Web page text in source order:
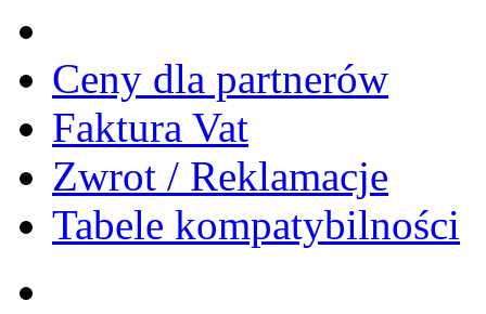
Ceny dla partnerów
Faktura Vat
Zwrot / Reklamacje
Tabele kompatybilności